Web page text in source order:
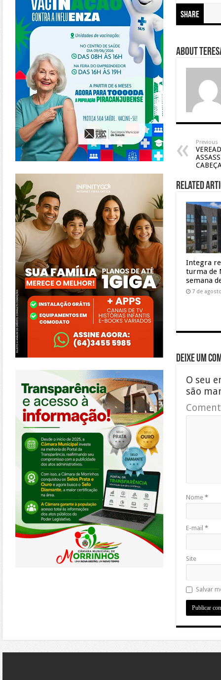
Share
About
Previous
Related
Integra
turma de
semana
7 de
Deixe um
O seu
são
Nome *
E-mail *
Site
Salvar
https://www.infinitygo.com.br/
https://morrinhos.go.leg.br/